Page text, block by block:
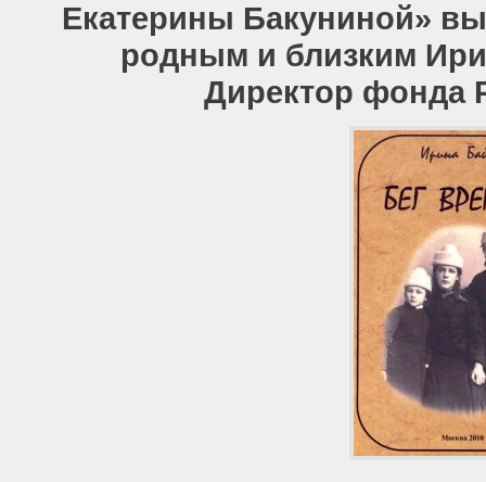
Екатерины Бакуниной»
родным и близким
Директор фонда